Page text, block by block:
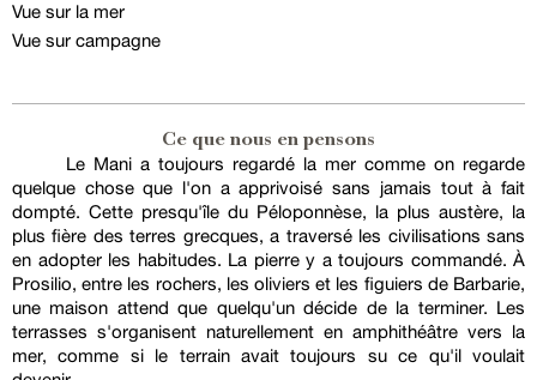
Vue sur la mer
Vue sur campagne
Ce que nous en pensons
Le Mani a toujours regardé la mer comme on regarde
quelque chose que l'on a apprivoisé sans jamais tout à fait
dompté. Cette presqu'île du Péloponnèse, la plus austère, la
plus fière des terres grecques, a traversé les civilisations sans
en adopter les habitudes. La pierre y a toujours commandé. À
Prosilio, entre les rochers, les oliviers et les figuiers de Barbarie,
une maison attend que quelqu'un décide de la terminer. Les
terrasses s'organisent naturellement en amphithéâtre vers la
mer, comme si le terrain avait toujours su ce qu'il voulait